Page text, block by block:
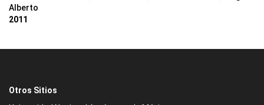
Alberto
2011
Otros Sitios